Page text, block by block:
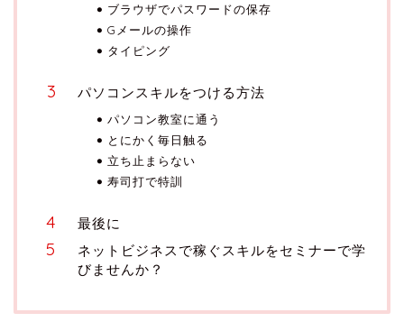
ブラウザでパスワードの保存
Gメールの操作
タイピング
パソコンスキルをつける方法
パソコン教室に通う
とにかく毎日触る
立ち止まらない
寿司打で特訓
最後に
ネットビジネスで稼ぐスキルをセミナーで学
びませんか？